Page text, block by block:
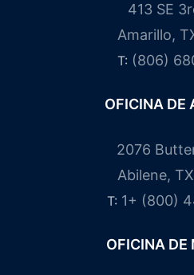
413 SE
Amarillo,
T: (806)
OFICINA DE
2076
Abilene,
T: 1+ (800)
OFICINA DE